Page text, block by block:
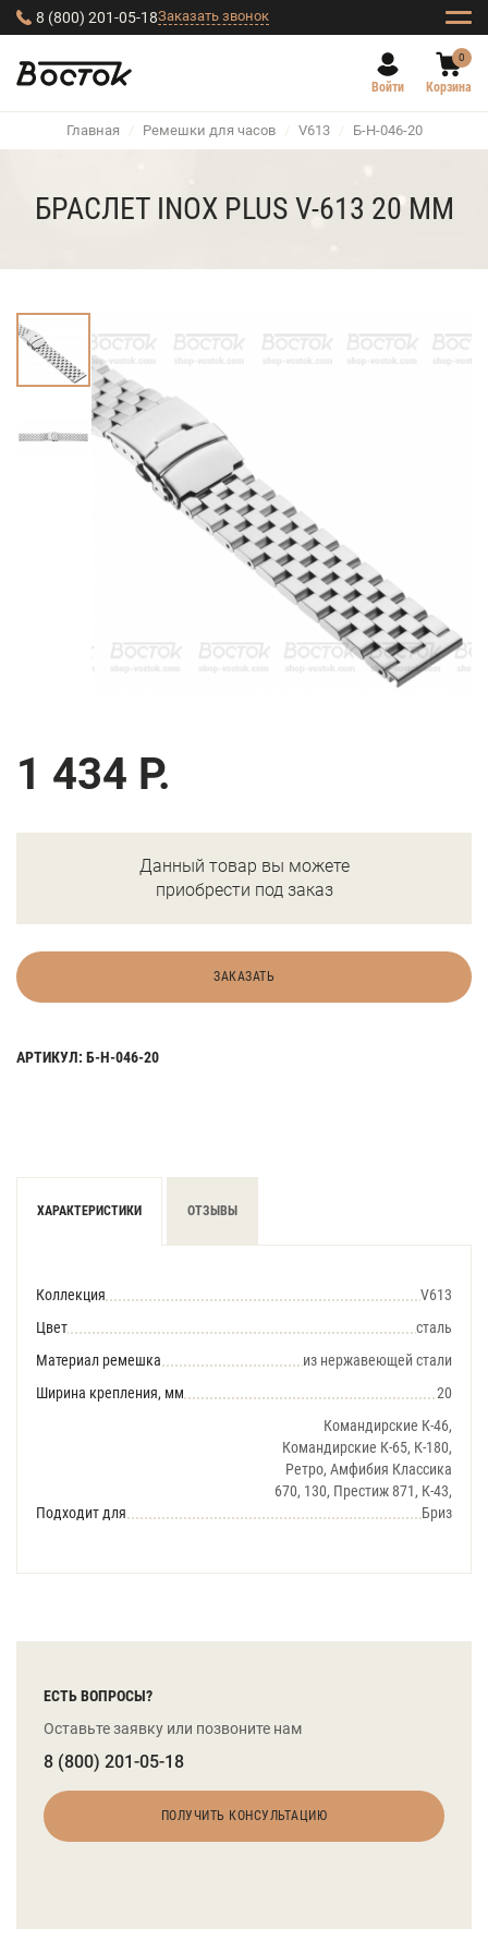
8 (800) 201-05-18Заказать звонок
Войти
0
Корзина
Главная / Ремешки для часов / V613 / Б-Н-046-20
БРАСЛЕТ INOX PLUS V-613 20 ММ
1 434 Р.
Данный товар вы можете
приобрести под заказ
ЗАКАЗАТЬ
АРТИКУЛ: Б-Н-046-20
ХАРАКТЕРИСТИКИ ОТЗЫВЫ
Коллекция
V613
Цвет
сталь
Материал ремешка
из нержавеющей стали
Ширина крепления, мм
20
Подходит для
Командирские К-46,
Командирские К-65, К-180,
Ретро, Амфибия Классика
670, 130, Престиж 871, К-43,
Бриз
ЕСТЬ ВОПРОСЫ?
Оставьте заявку или позвоните нам
8 (800) 201-05-18
ПОЛУЧИТЬ КОНСУЛЬТАЦИЮ